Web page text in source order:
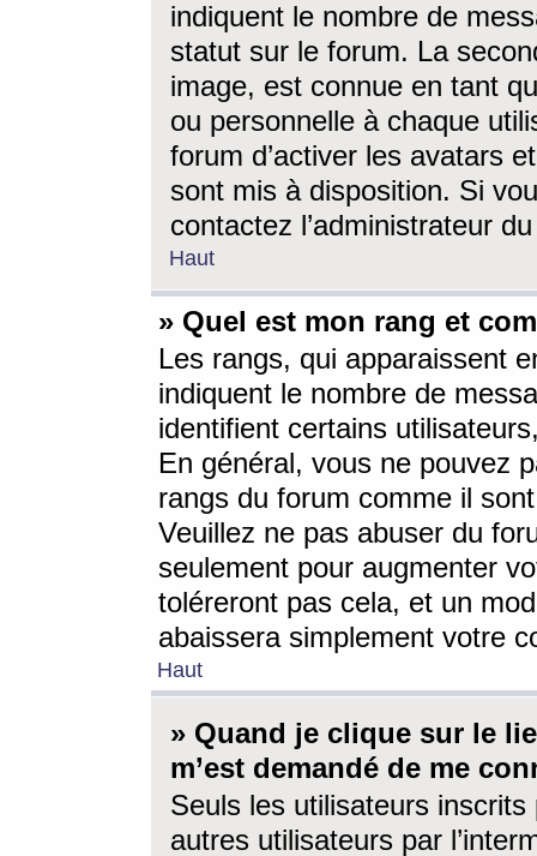
indiquent le nombre de
statut sur le forum. La
image, est connue en tant
ou personnelle à chaque
forum d’activer les avatars
sont mis à disposition. Si
contactez l’administrateur
Haut
» Quel est mon rang et
Les rangs, qui apparaissent
indiquent le nombre de
identifient certains
En général, vous ne pouvez
rangs du forum comme il
Veuillez ne pas abuser du
seulement pour augmenter
toléreront pas cela, et un
abaissera simplement votre
Haut
» Quand je clique sur le
m’est demandé de me
Seuls les utilisateurs
autres utilisateurs par